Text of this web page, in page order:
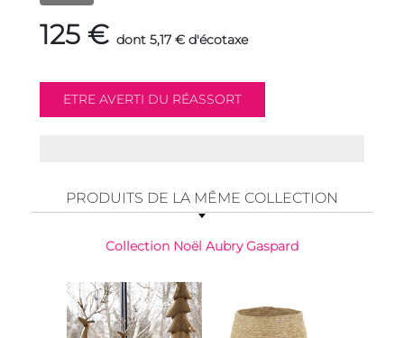
125 € dont 5,17 € d'écotaxe
PRODUITS DE LA MÊME COLLECTION
Collection Noël Aubry Gaspard